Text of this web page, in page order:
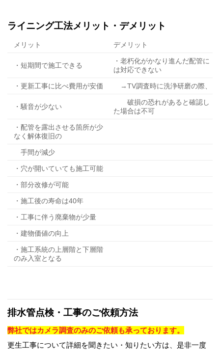
ライニング工法メリット・デメリット
メリット デメリット
・短期間で施工できる
・老朽化がかなり進んだ配管に
は対応できない
・更新工事に比べ費用が安価 →TV調査時に洗浄研磨の際、
・騒音が少ない
破損の恐れがあると確認し
た場合は不可
・配管を露出させる箇所が少
なく解体復旧の
手間が減少
・穴が開いていても施工可能
・部分改修が可能
・施工後の寿命は40年
・工事に伴う廃棄物が少量
・建物価値の向上
・施工系統の上層階と下層階
のみ入室となる
排水管点検・工事のご依頼方法
弊社ではカメラ調査のみのご依頼も承っております。
更生工事について詳細を聞きたい・知りたい方は、是非一度